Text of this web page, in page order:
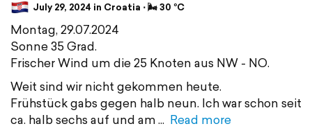
July 29, 2024 in Croatia ⋅ 🌬 30 °C
Montag, 29.07.2024
Sonne 35 Grad.
Frischer Wind um die 25 Knoten aus NW - NO.
Weit sind wir nicht gekommen heute.
Frühstück gabs gegen halb neun. Ich war schon seit
ca. halb sechs auf und am
Read more